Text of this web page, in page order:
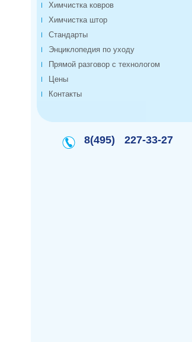
Химчистка ковров
Химчистка штор
Стандарты
Энциклопедия по уходу
Прямой разговор с технологом
Цены
Контакты
8(495) 227-33-27